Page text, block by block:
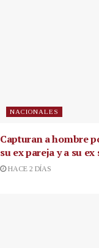
NACIONALES
Capturan a hombre
su ex pareja y a su
HACE 2 DÍAS